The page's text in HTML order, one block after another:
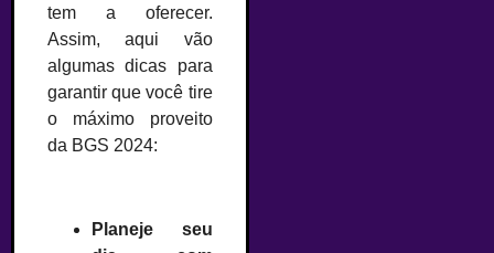
tem a oferecer.
Assim, aqui vão
algumas dicas para
garantir que você tire
o máximo proveito
da BGS 2024:
Planeje seu